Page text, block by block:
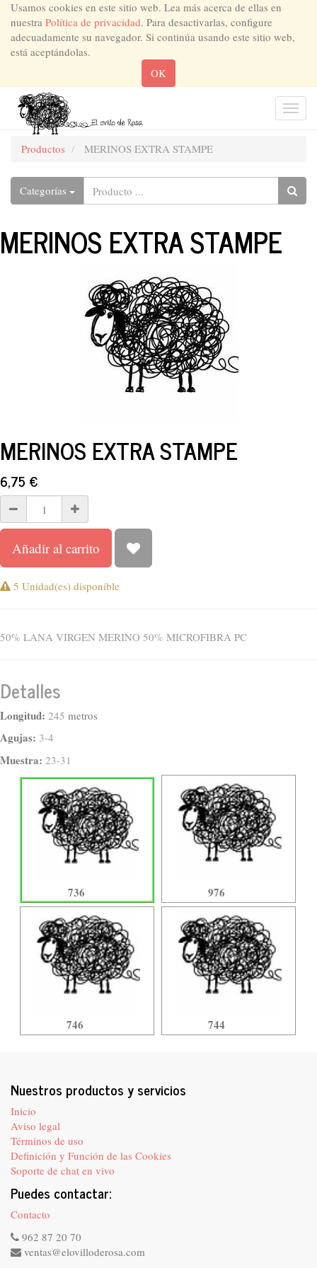
Usamos cookies en este sitio web. Lea más acerca de ellas en
nuestra Política de privacidad. Para desactivarlas, configure
adecuadamente su navegador. Si continúa usando este sitio web,
está aceptándolas.
OK
Productos MERINOS EXTRA STAMPE
Categorías
MERINOS EXTRA STAMPE
MERINOS EXTRA STAMPE
6,75 €
Añadir al carrito
5 Unidad(es) disponible
50% LANA VIRGEN MERINO 50% MICROFIBRA PC
Detalles
Longitud: 245 metros
Agujas: 3-4
Muestra: 23-31
736 976
746 744
Nuestros productos y servicios
Inicio
Aviso legal
Términos de uso
Definición y Función de las Cookies
Soporte de chat en vivo
Puedes contactar:
Contacto
962 87 20 70
ventas@elovilloderosa.com